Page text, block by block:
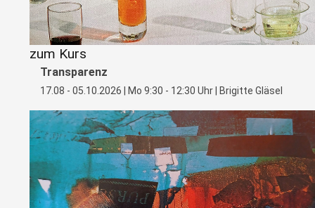
zum Kurs
Transparenz
17.08 - 05.10.2026 | Mo 9:30 - 12:30 Uhr | Brigitte Gläsel